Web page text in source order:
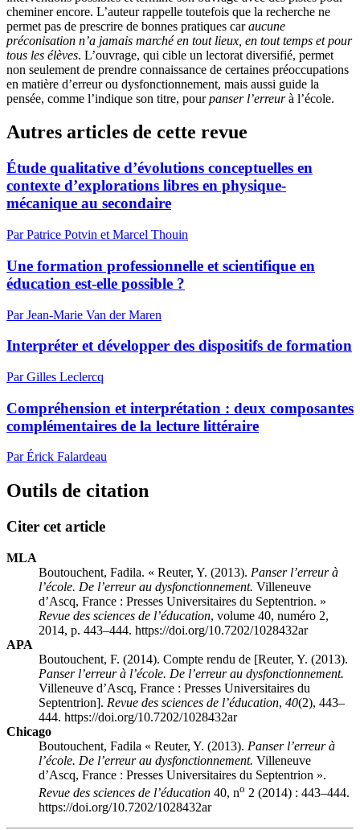
cheminer encore. L’auteur rappelle toutefois que la recherche ne
permet pas de prescrire de bonnes pratiques caraucune
préconisation n’a jamais marché en tout lieux, en tout temps et pour
tous les élèves. L’ouvrage, qui cible un lectorat diversifié, permet
non seulement de prendre connaissance de certaines préoccupations
en matière d’erreur ou dysfonctionnement, mais aussi guide la
pensée, comme l’indique son titre, pourpanser l’erreurà l’école.
Autres articles de cette revue
Étude qualitative d’évolutions conceptuelles en
contexte d’explorations libres en physique-
mécanique au secondaire
Par Patrice Potvin et Marcel Thouin
Une formation professionnelle et scientifique en
éducation est-elle possible ?
Par Jean-Marie Van der Maren
Interpréter et développer des dispositifs de formation
Par Gilles Leclercq
Compréhension et interprétation : deux composantes
complémentaires de la lecture littéraire
Par Érick Falardeau
Outils de citation
Citer cet article
MLA
Boutouchent, Fadila. « Reuter, Y. (2013). Panser l’erreur à
l’école. De l’erreur au dysfonctionnement. Villeneuve
d’Ascq, France : Presses Universitaires du Septentrion. »
Revue des sciences de l’éducation, volume 40, numéro 2,
2014, p. 443–444. https://doi.org/10.7202/1028432ar
APA
Boutouchent, F. (2014). Compte rendu de [Reuter, Y. (2013).
Panser l’erreur à l’école. De l’erreur au dysfonctionnement.
Villeneuve d’Ascq, France : Presses Universitaires du
Septentrion]. Revue des sciences de l’éducation, 40(2), 443–
444. https://doi.org/10.7202/1028432ar
Chicago
Boutouchent, Fadila « Reuter, Y. (2013). Panser l’erreur à
l’école. De l’erreur au dysfonctionnement. Villeneuve
d’Ascq, France : Presses Universitaires du Septentrion ».
Revue des sciences de l’éducation 40, no 2 (2014) : 443–444.
https://doi.org/10.7202/1028432ar